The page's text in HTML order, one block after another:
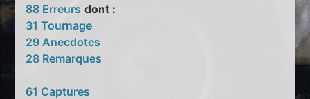
88 Erreurs dont :
31 Tournage
29 Anecdotes
28 Remarques
61 Captures